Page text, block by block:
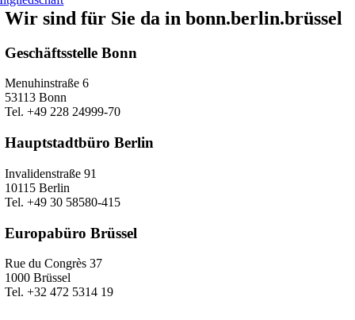
Wir sind für Sie da in bonn.berlin.brüssel
Geschäftsstelle Bonn
Menuhinstraße 6
53113 Bonn
Tel. +49 228 24999-70
Hauptstadtbüro Berlin
Invalidenstraße 91
10115 Berlin
Tel. +49 30 58580-415
Europabüro Brüssel
Rue du Congrès 37
1000 Brüssel
Tel. +32 472 5314 19